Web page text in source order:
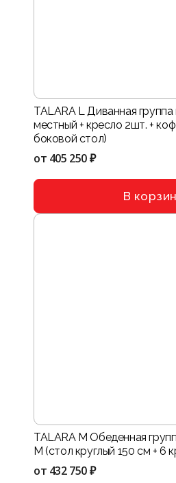
TALARA L Диванная группа
местный + кресло 2шт. +
боковой стол)
от 405 250 ₽
В
TALARA M Обеденная
M (стол круглый 150 см + 6
от 432 750 ₽